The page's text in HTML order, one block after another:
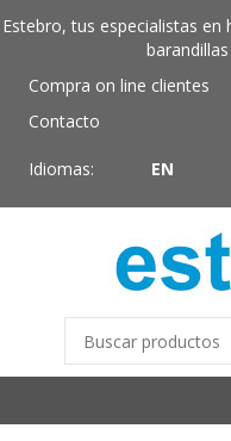
Estebro, tus especialistas
Compra on line clientes
Contacto
Idiomas: EN